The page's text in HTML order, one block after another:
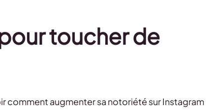
toucher de
comment augmenter sa notoriété sur Instagram